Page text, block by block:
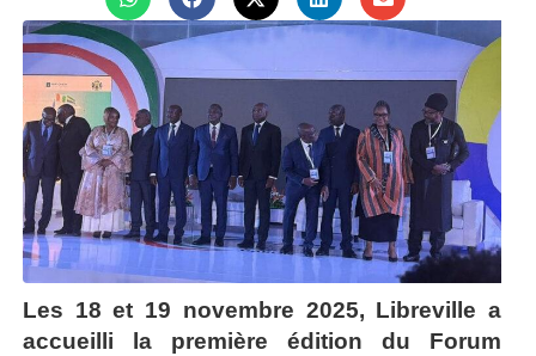
Les 18 et 19 novembre 2025, Libreville a
accueilli la première édition du Forum